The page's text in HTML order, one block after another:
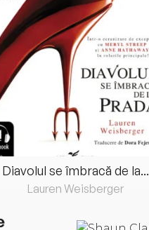
Diavolul se îmbracă de la...
Lauren Weisberger